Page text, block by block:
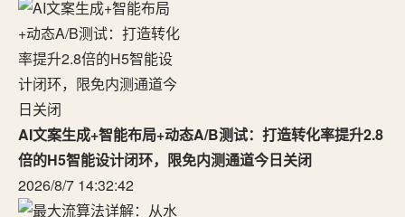
AI文案生成+智能布局+动态A/B测试：打造转化率提升2.8
倍的H5智能设计闭环，限免内测通道今日关闭
2026/8/7 14:32:42